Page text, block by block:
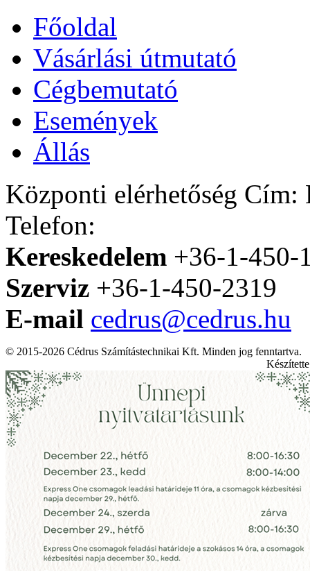
Főoldal
Vásárlási útmutató
Cégbemutató
Események
Állás
Központi elérhetőség Cím:
Telefon:
Kereskedelem +36-1-450-
Szerviz +36-1-450-2319
E-mail cedrus@cedrus.hu
© 2015-2026 Cédrus Számítástechnikai Kft. Minden jog fenntartva.